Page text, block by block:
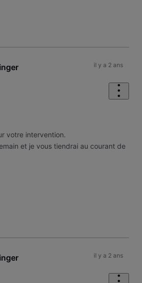
il y a 2 ans
votre intervention.
et je vous tiendrai au courant de
il y a 2 ans